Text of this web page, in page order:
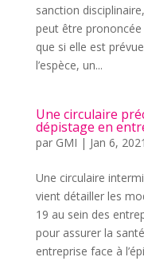
sanction
peut être prononcée
que si elle est
l’espèce, un...
Une circulaire
dépistage en
par GMI | Jan 6, 2021
Une circulaire
vient détailler les
19 au sein des
pour assurer la
entreprise face à